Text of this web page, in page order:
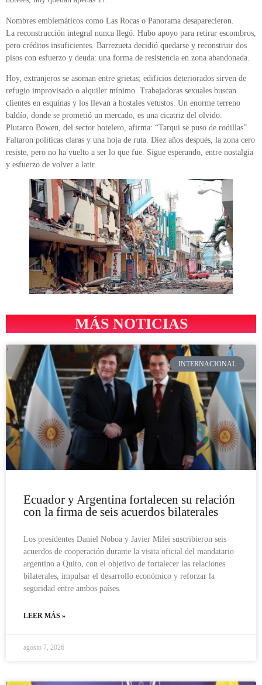
Nombres emblemáticos como Las Rocas o Panorama desaparecieron.
La reconstrucción integral nunca llegó. Hubo apoyo para retirar escombros,
pero créditos insuficientes. Barrezueta decidió quedarse y reconstruir dos
pisos con esfuerzo y deuda: una forma de resistencia en zona abandonada.
Hoy, extranjeros se asoman entre grietas; edificios deteriorados sirven de
refugio improvisado o alquiler mínimo. Trabajadoras sexuales buscan
clientes en esquinas y los llevan a hostales vetustos. Un enorme terreno
baldío, donde se prometió un mercado, es una cicatriz del olvido.
Plutarco Bowen, del sector hotelero, afirma: “Tarqui se puso de rodillas”.
Faltaron políticas claras y una hoja de ruta. Diez años después, la zona cero
resiste, pero no ha vuelto a ser lo que fue. Sigue esperando, entre nostalgia
y esfuerzo de volver a latir.
MÁS NOTICIAS
INTERNACIONAL
Ecuador y Argentina fortalecen su relación
con la firma de seis acuerdos bilaterales
Los presidentes Daniel Noboa y Javier Milei suscribieron seis
acuerdos de cooperación durante la visita oficial del mandatario
argentino a Quito, con el objetivo de fortalecer las relaciones
bilaterales, impulsar el desarrollo económico y reforzar la
seguridad entre ambos países.
LEER MÁS »
agosto 7, 2026